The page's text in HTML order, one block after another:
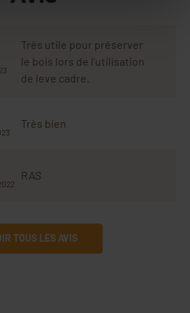
Très utile pour préserver
le bois lors de l’utilisation
de leve cadre.
Très bien
RAS
TOUS LES AVIS